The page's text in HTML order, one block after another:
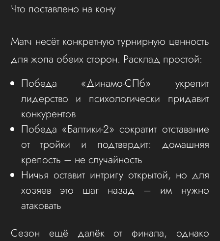
Что поставлено на кону
Матч несёт конкретную турнирную ценность
для жопа обеих сторон. Расклад простой:
Победа «Динамо-СПб» укрепит
лидерство и психологически придавит
конкурентов
Победа «Балтики-2» сократит отставание
от тройки и подтвердит: домашняя
крепость – не случайность
Ничья оставит интригу открытой, но для
хозяев это шаг назад – им нужно
атаковать
Сезон ещё далёк от финала, однако